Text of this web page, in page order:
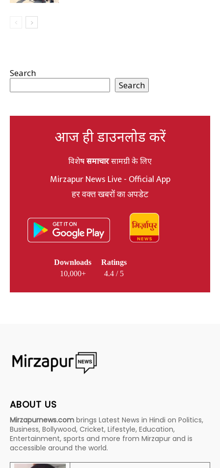
Search
Search
आज ही डाउनलोड करें
विशेषसमाचारसामग्री के लिए
Mirzapur News Live - Official App
हर वक्त खबरों का अपडेट
Downloads
10,000+
Ratings
4.4 / 5
ABOUT US
Mirzapurnews.com brings Latest News in Hindi on Politics,
Business, Bollywood, Cricket, Lifestyle, Education,
Entertainment, sports and more from Mirzapur and is
accessible around the world.